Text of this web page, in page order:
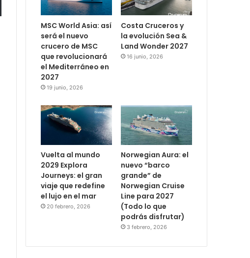
MSC World Asia: así
será el nuevo
crucero de MSC
que revolucionará
el Mediterráneo en
2027
19 junio, 2026
Costa Cruceros y
la evolución Sea &
Land Wonder 2027
16 junio, 2026
Vuelta al mundo
2029 Explora
Journeys: el gran
viaje que redefine
el lujo en el mar
20 febrero, 2026
Norwegian Aura: el
nuevo “barco
grande” de
Norwegian Cruise
Line para 2027
(Todo lo que
podrás disfrutar)
3 febrero, 2026